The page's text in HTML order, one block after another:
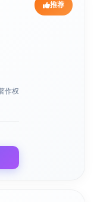
推荐
作权